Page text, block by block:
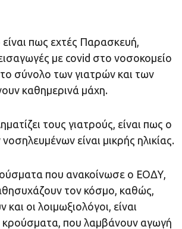
πως εχτές Παρασκευή,
με covid στο νοσοκομείο
σύνολο των γιατρών και των
καθημερινά μάχη.
τους γιατρούς, είναι πως ο
είναι μικρής ηλικίας.
που ανακοίνωσε ο ΕΟΔΥ,
τον κόσμο, καθώς,
οι λοιμωξιολόγοι, είναι
κρούσματα, που λαμβάνουν αγωγή